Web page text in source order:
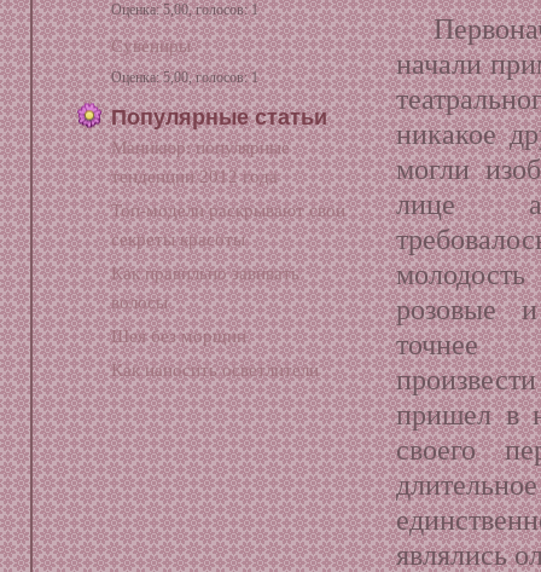
начали
никакое
могли
лице
розовые
точнее
пришел в
своего
являлись
Оценка: 5,00, голосов: 1
Сувениры
Оценка: 5,00, голосов: 1
Популярные статьи
Маникюр: популярные
тенденции 2012 года
Топ-модели раскрывают свои
секреты красоты
Как правильно завивать
волосы
Шея без морщин
Как наносить осветлители